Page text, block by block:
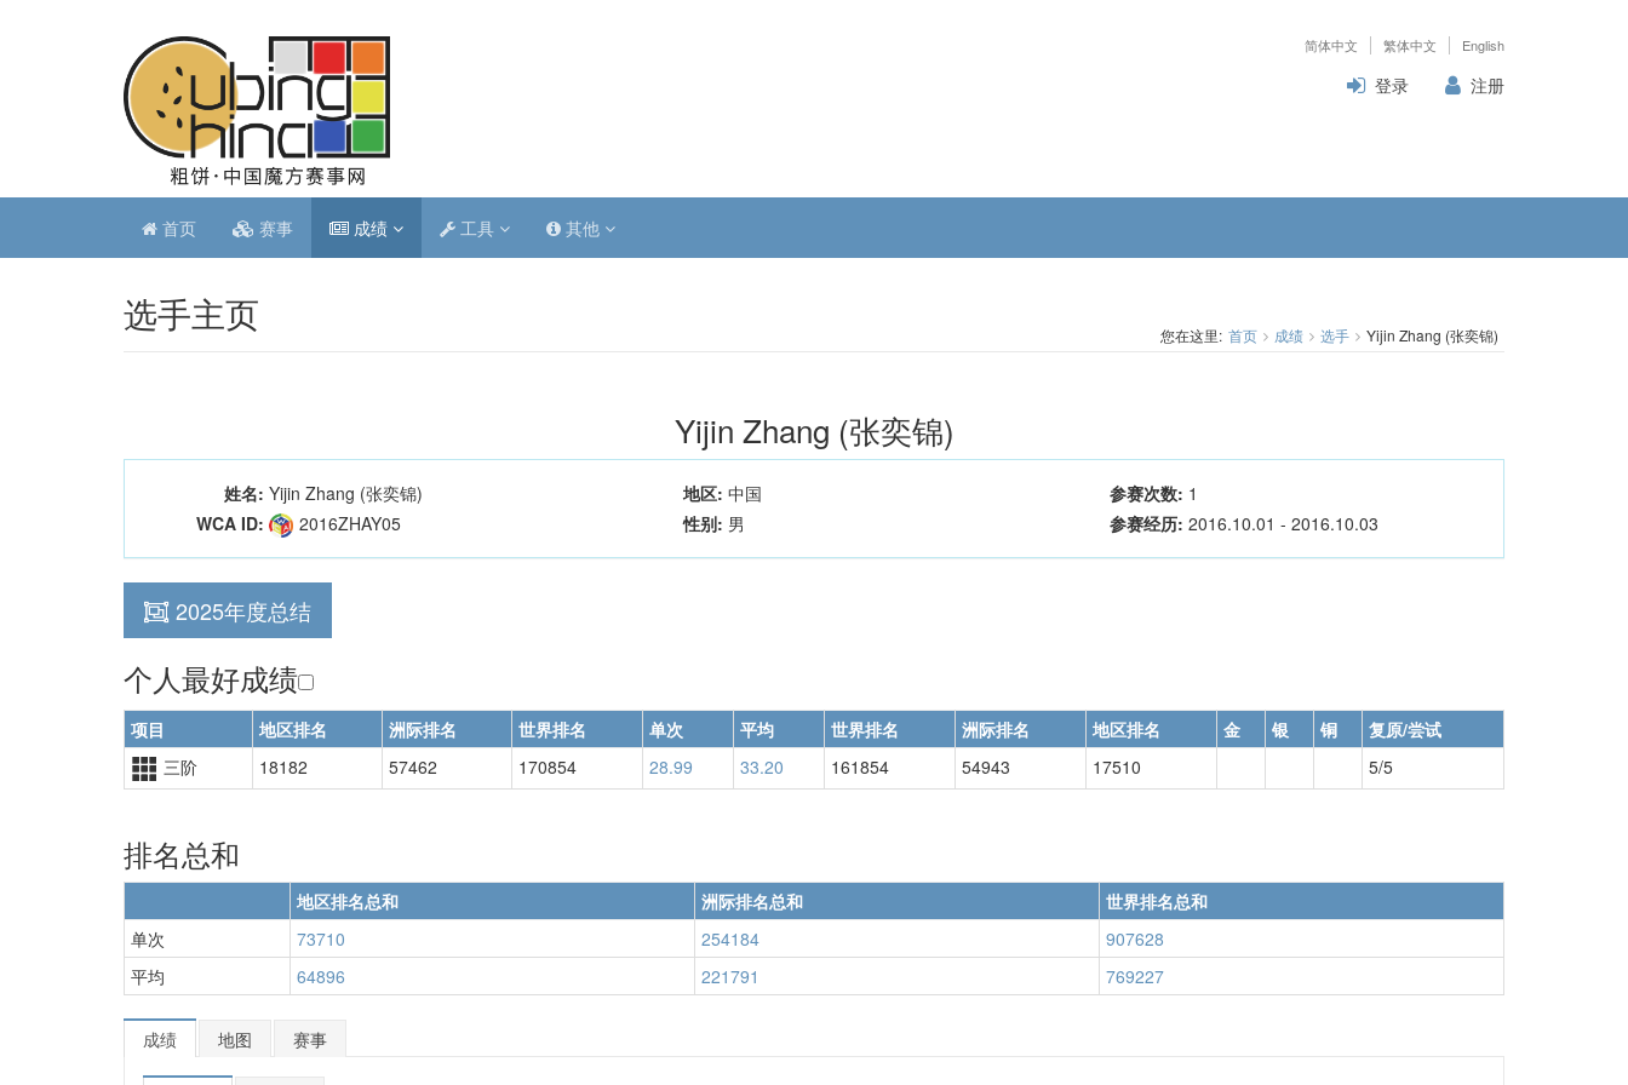
简体中文 繁体中文 English
登录 注册
首页 赛事 成绩 工具 其他
选手主页 您在这里: 首页 成绩 选手 Yijin Zhang (张奕锦)
Yijin Zhang (张奕锦)
姓名: Yijin Zhang (张奕锦) 地区: 中国 参赛次数: 1
WCA ID:
2016ZHAY05 性别: 男 参赛经历: 2016.10.01 - 2016.10.03
2025年度总结
个人最好成绩
项目 地区排名 洲际排名 世界排名 单次 平均 世界排名 洲际排名 地区排名 金 银 铜
复原/尝试
三阶
18182 57462 170854 28.99 33.20 161854 54943 17510 5/5
排名总和
地区排名总和 洲际排名总和
世界排名总和
单次
73710 254184
907628
平均
64896 221791 769227
成绩 地图 赛事